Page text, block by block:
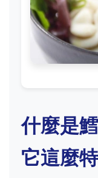
什麼是
它這麼